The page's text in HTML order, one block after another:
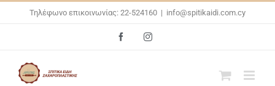
Τηλέφωνο επικοινωνίας: 22-524160 | info@spitikaidi.com.cy
FacebookInstagram